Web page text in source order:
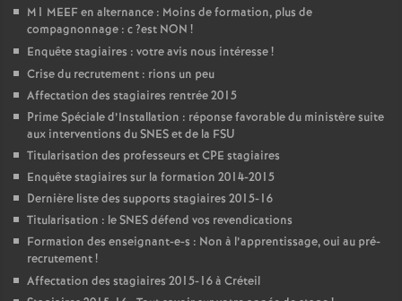
M1 MEEFen alternance : Moins de formation, plus de
compagnonnage : c?est NON !
Enquête stagiaires : votre avis nous intéresse!
Crise du recrutement : rions un peu
Affectation des stagiaires rentrée 2015
Prime Spéciale d’Installation : réponse favorable du ministère suite
aux interventions duSNESet de la FSU
Titularisation des professeurs etCPE stagiaires
Enquête stagiaires sur la formation 2014-2015
Dernière liste des supports stagiaires 2015-16
Titularisation : leSNESdéfend vos revendications
Formation des enseignant-e-s : Non à l’apprentissage, oui au pré-
recrutement!
Affectation des stagiaires 2015-16 à Créteil